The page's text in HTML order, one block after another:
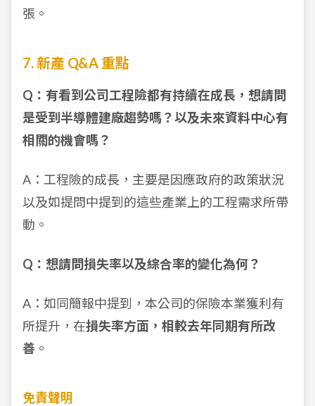
張。
7. 新產 Q&A 重點
Q：有看到公司工程險都有持續在成長，想請問
是受到半導體建廠趨勢嗎？以及未來資料中心有
相關的機會嗎？
A：工程險的成長，主要是因應政府的政策狀況
以及如提問中提到的這些產業上的工程需求所帶
動。
Q：想請問損失率以及綜合率的變化為何？
A：如同簡報中提到，本公司的保險本業獲利有
所提升，在損失率方面，相較去年同期有所改
善 。
免責聲明